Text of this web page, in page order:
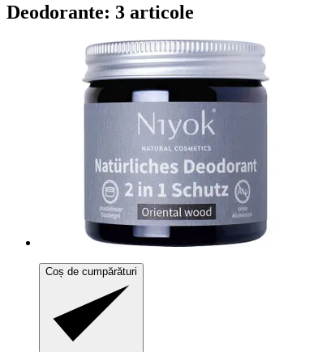
Deodorante: 3 articole
Coș de cumpărături